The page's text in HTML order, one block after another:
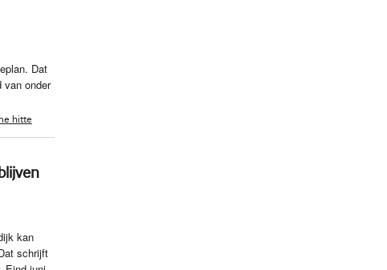
Dat
van onder
hitte
kan
schrijft